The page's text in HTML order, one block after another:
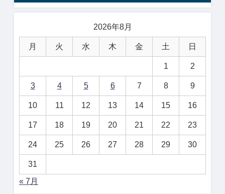
2026年8月
月 火 水 木 金 土 日
1 2
3 4 5 6 7 8 9
10 11 12 13 14 15 16
17 18 19 20 21 22 23
24 25 26 27 28 29 30
31
« 7月